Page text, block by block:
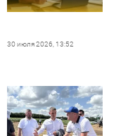
30 июля 2026, 13:52